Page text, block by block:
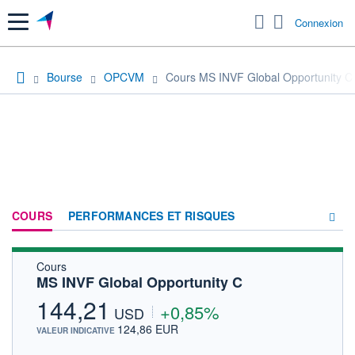
Menu Connexion
Bourse OPCVM Cours MS INVF Global Opportunity C
COURS PERFORMANCES ET RISQUES
FORUM
Cours
MS INVF Global Opportunity C
144,21 USD +0,85%
VALEUR INDICATIVE 124,86 EUR